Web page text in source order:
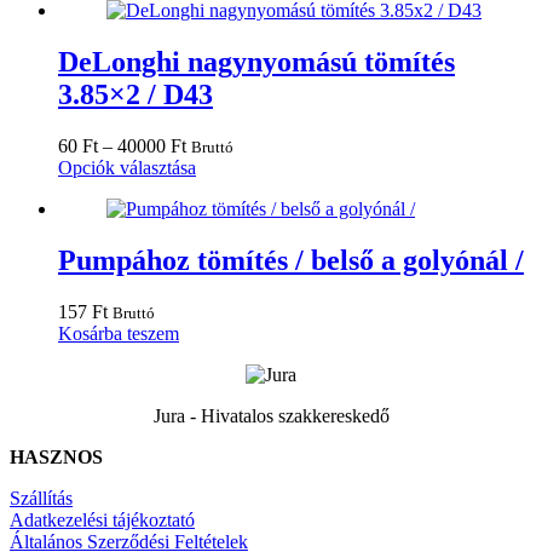
5000 Ft
terméknek
variációja
van.
A
a
ki
DeLonghi nagynyomású tömítés
3.85×2 / D43
60 Ft – 40000 FtÁrtartomány:
60 Ft
40000 Ft
Bruttó
Opciók választása
terméknek
variációja
van.
termékoldalon
választhatók
ki
Pumpához tömítés / belső a golyónál /
157 Ft Bruttó
Kosárba teszem
Jura - Hivatalos szakkereskedő
HASZNOS
Szállítás
Adatkezelési tájékoztató
Általános Szerződési Feltételek